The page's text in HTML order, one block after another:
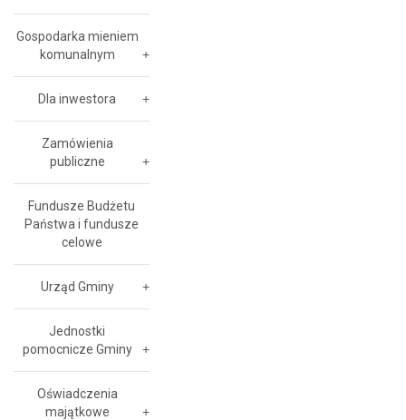
Gospodarka mieniem
komunalnym
Dla inwestora
Zamówienia
publiczne
Fundusze Budżetu
Państwa i fundusze
celowe
Urząd Gminy
Jednostki
pomocnicze Gminy
Oświadczenia
majątkowe